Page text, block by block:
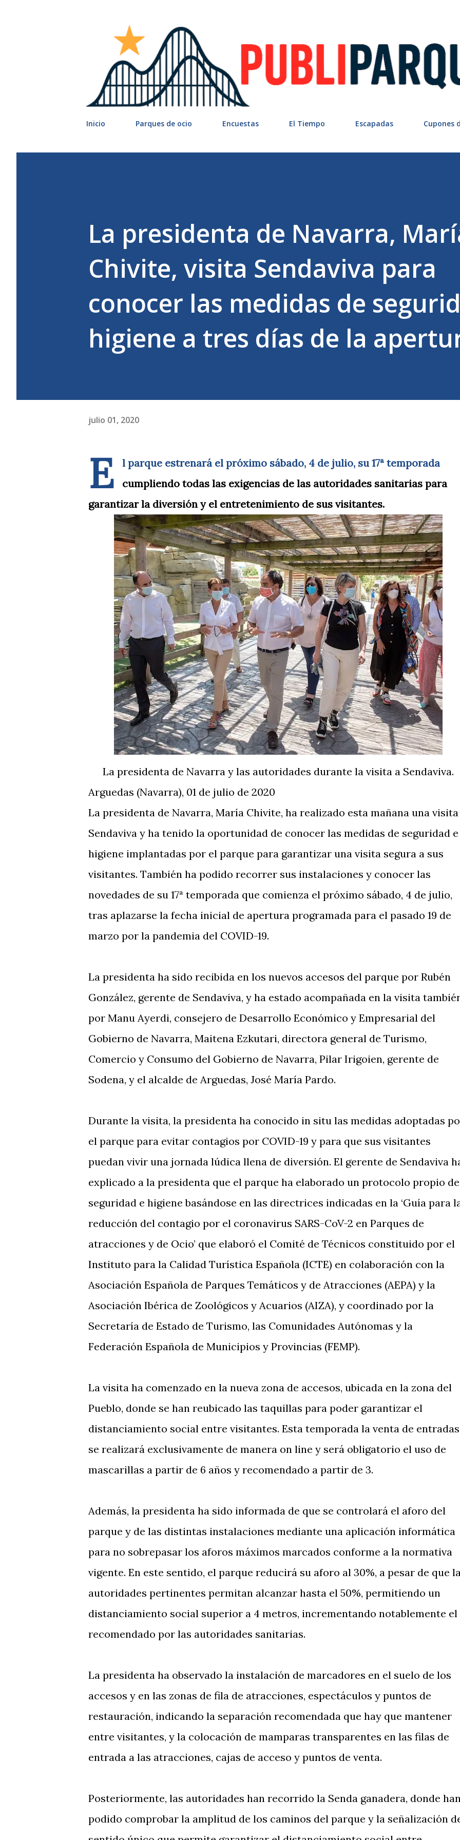
Inicio Parques de ocio Encuestas El Tiempo Escapadas Cupones
La presidenta de Navarra,
Chivite, visita Sendaviva para
conocer las medidas de
higiene a tres días de la
julio 01, 2020
E
l parque estrenará el próximo sábado, 4 de julio, su 17ª temporada
cumpliendo todas las exigencias de las autoridades sanitarias para
garantizar la diversión y el entretenimiento de sus visitantes.
La presidenta de Navarra y las autoridades durante la visita a Sendaviva.
Arguedas (Navarra), 01 de julio de 2020
La presidenta de Navarra, María Chivite, ha realizado esta mañana una visita
Sendaviva y ha tenido la oportunidad de conocer las medidas de seguridad e
higiene implantadas por el parque para garantizar una visita segura a sus
visitantes. También ha podido recorrer sus instalaciones y conocer las
novedades de su 17ª temporada que comienza el próximo sábado, 4 de julio,
tras aplazarse la fecha inicial de apertura programada para el pasado 19 de
marzo por la pandemia del COVID-19.
La presidenta ha sido recibida en los nuevos accesos del parque por Rubén
González, gerente de Sendaviva, y ha estado acompañada en la visita
por Manu Ayerdi, consejero de Desarrollo Económico y Empresarial del
Gobierno de Navarra, Maitena Ezkutari, directora general de Turismo,
Comercio y Consumo del Gobierno de Navarra, Pilar Irigoien, gerente de
Sodena, y el alcalde de Arguedas, José María Pardo.
Durante la visita, la presidenta ha conocido in situ las medidas adoptadas
el parque para evitar contagios por COVID-19 y para que sus visitantes
puedan vivir una jornada lúdica llena de diversión. El gerente de Sendaviva
explicado a la presidenta que el parque ha elaborado un protocolo propio de
seguridad e higiene basándose en las directrices indicadas en la ‘Guía para
reducción del contagio por el coronavirus SARS-CoV-2 en Parques de
atracciones y de Ocio’ que elaboró el Comité de Técnicos constituido por el
Instituto para la Calidad Turística Española (ICTE) en colaboración con la
Asociación Española de Parques Temáticos y de Atracciones (AEPA) y la
Asociación Ibérica de Zoológicos y Acuarios (AIZA), y coordinado por la
Secretaría de Estado de Turismo, las Comunidades Autónomas y la
Federación Española de Municipios y Provincias (FEMP).
La visita ha comenzado en la nueva zona de accesos, ubicada en la zona del
Pueblo, donde se han reubicado las taquillas para poder garantizar el
distanciamiento social entre visitantes. Esta temporada la venta de entradas
se realizará exclusivamente de manera on line y será obligatorio el uso de
mascarillas a partir de 6 años y recomendado a partir de 3.
Además, la presidenta ha sido informada de que se controlará el aforo del
parque y de las distintas instalaciones mediante una aplicación informática
para no sobrepasar los aforos máximos marcados conforme a la normativa
vigente. En este sentido, el parque reducirá su aforo al 30%, a pesar de que
autoridades pertinentes permitan alcanzar hasta el 50%, permitiendo un
distanciamiento social superior a 4 metros, incrementando notablemente el
recomendado por las autoridades sanitarias.
La presidenta ha observado la instalación de marcadores en el suelo de los
accesos y en las zonas de fila de atracciones, espectáculos y puntos de
restauración, indicando la separación recomendada que hay que mantener
entre visitantes, y la colocación de mamparas transparentes en las filas de
entrada a las atracciones, cajas de acceso y puntos de venta.
Posteriormente, las autoridades han recorrido la Senda ganadera, donde
podido comprobar la amplitud de los caminos del parque y la señalización